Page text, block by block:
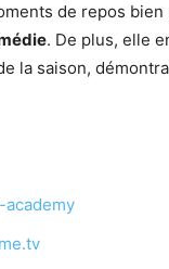
de repos
. De plus, elle
la saison,
academy